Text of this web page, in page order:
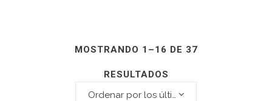
MOSTRANDO 1–16 DE 37
RESULTADOS
Ordenar por los últimos